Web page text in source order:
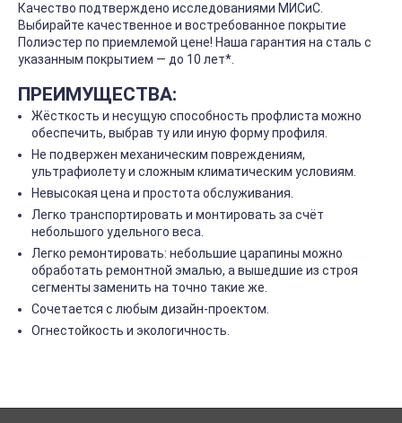
Качество подтверждено исследованиями МИСиС.
Выбирайте качественное и востребованное покрытие
Полиэстер по приемлемой цене! Наша гарантия на сталь с
указанным покрытием — до 10 лет*.
ПРЕИМУЩЕСТВА:
Жёсткость и несущую способность профлиста можно
обеспечить, выбрав ту или иную форму профиля.
Не подвержен механическим повреждениям,
ультрафиолету и сложным климатическим условиям.
Невысокая цена и простота обслуживания.
Легко транспортировать и монтировать за счёт
небольшого удельного веса.
Легко ремонтировать: небольшие царапины можно
обработать ремонтной эмалью, а вышедшие из строя
сегменты заменить на точно такие же.
Сочетается с любым дизайн-проектом.
Огнестойкость и экологичность.